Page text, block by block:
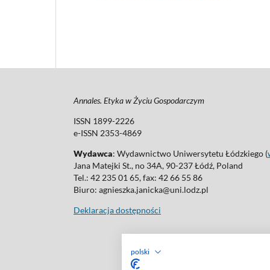
polski
Annales. Etyka w Życiu Gospodarczym
ISSN 1899-2226
e-ISSN 2353-4869
Wydawca: Wydawnictwo Uniwersytetu Łódzkiego (
Jana Matejki St., no 34A, 90-237 Łódź, Poland
Tel.: 42 235 01 65, fax: 42 66 55 86
Biuro: agnieszka.janicka@uni.lodz.pl
Deklaracja dostępności